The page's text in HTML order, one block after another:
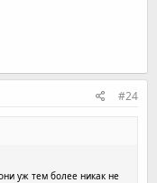
#24
уж тем более никак не